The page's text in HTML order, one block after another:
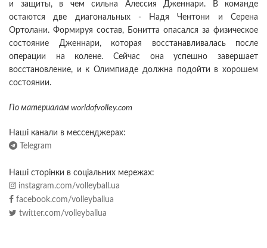
и защиты, в чем сильна Алессия Дженнари. В команде
остаются две диагональных - Надя Чентони и Серена
Ортолани. Формируя состав, Бонитта опасался за физическое
состояние Дженнари, которая восстанавливалась после
операции на колене. Сейчас она успешно завершает
восстановление, и к Олимпиаде должна подойти в хорошем
состоянии.
По материалам worldofvolley.com
Наші канали в мессенджерах:
Telegram
Наші сторінки в соціальних мережах:
instagram.com/volleyball.ua
facebook.com/volleyballua
twitter.com/volleyballua